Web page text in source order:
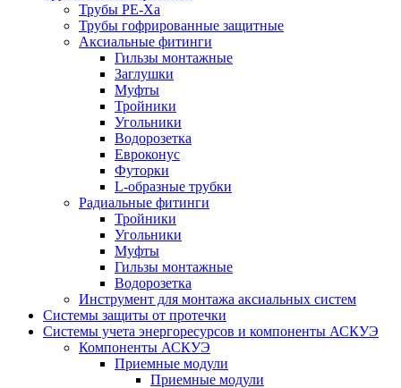
Трубы РЕ-Ха
Трубы гофрированные защитные
Аксиальные фитинги
Гильзы монтажные
Заглушки
Муфты
Тройники
Угольники
Водорозетка
Евроконус
Футорки
L-образные трубки
Радиальные фитинги
Тройники
Угольники
Муфты
Гильзы монтажные
Водорозетка
Инструмент для монтажа аксиальных систем
Системы защиты от протечки
Системы учета энергоресурсов и компоненты АСКУЭ
Компоненты АСКУЭ
Приемные модули
Приемные модули